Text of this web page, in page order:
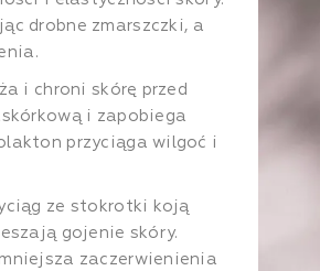
drobne zmarszczki, a
i chroni skórę przed
i zapobiega
przyciąga wilgoć i
ze stokrotki koją
gojenie skóry.
zaczerwienienia